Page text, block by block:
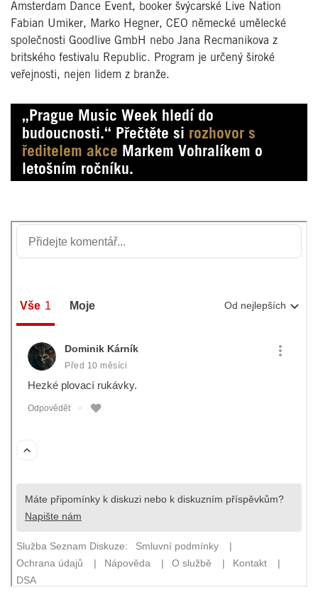
Amsterdam Dance Event, booker švýcarské Live Nation
Fabian Umiker, Marko Hegner, CEO německé umělecké
společnosti Goodlive GmbH nebo Jana Recmanikova z
britského festivalu Republic. Program je určený široké
veřejnosti, nejen lidem z branže.
„Prague Music Week hledí do
budoucnosti.“ Přečtěte si rozhovor s
ředitelem akce Markem Vohralíkem o
letošním ročníku.